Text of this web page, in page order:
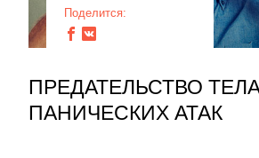
Поделится:
ПРЕДАТЕЛЬСТВО
ПАНИЧЕСКИХ АТАК